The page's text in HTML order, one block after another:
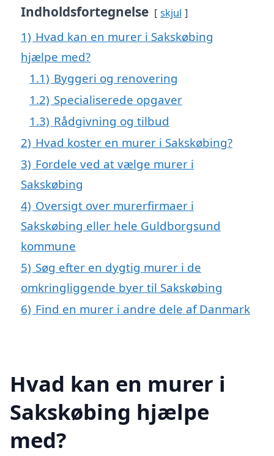
Indholdsfortegnelse skjul
1) Hvad kan en murer i Sakskøbing
hjælpe med?
1.1) Byggeri og renovering
1.2) Specialiserede opgaver
1.3) Rådgivning og tilbud
2) Hvad koster en murer i Sakskøbing?
3) Fordele ved at vælge murer i
Sakskøbing
4) Oversigt over murerfirmaer i
Sakskøbing eller hele Guldborgsund
kommune
5) Søg efter en dygtig murer i de
omkringliggende byer til Sakskøbing
6) Find en murer i andre dele af Danmark
Hvad kan en murer i
Sakskøbing hjælpe
med?